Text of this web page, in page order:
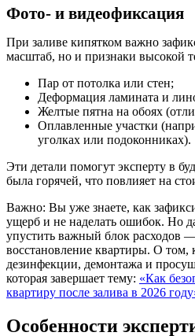
Фото- и видеофиксация
При заливе кипятком важно
масштаб, но и признаки высокой
Пар от потолка или стен;
Деформация ламината и
Желтые пятна на обоях
Оплавленные участки
уголках или подоконниках).
Эти детали помогут эксперту в
была горячей, что повлияет на
Важно: Вы уже знаете, как
ущерб и не наделать ошибок. Но
упустить важный блок расходов
восстановление квартиры. О том,
дезинфекции, демонтажа и
которая завершает тему: «Как
квартиру после залива в 2026
Особенности